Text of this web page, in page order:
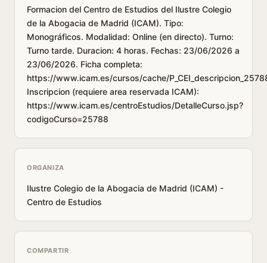
Formacion del Centro de Estudios del Ilustre Colegio
de la Abogacia de Madrid (ICAM). Tipo:
Monográficos. Modalidad: Online (en directo). Turno:
Turno tarde. Duracion: 4 horas. Fechas: 23/06/2026 a
23/06/2026. Ficha completa:
https://www.icam.es/cursos/cache/
Inscripcion (requiere area reservada ICAM):
https://www.icam.es/centroEstudios/DetalleCurso.jsp?
codigoCurso=25788
ORGANIZA
Ilustre Colegio de la Abogacia de Madrid (ICAM) -
Centro de Estudios
COMPARTIR